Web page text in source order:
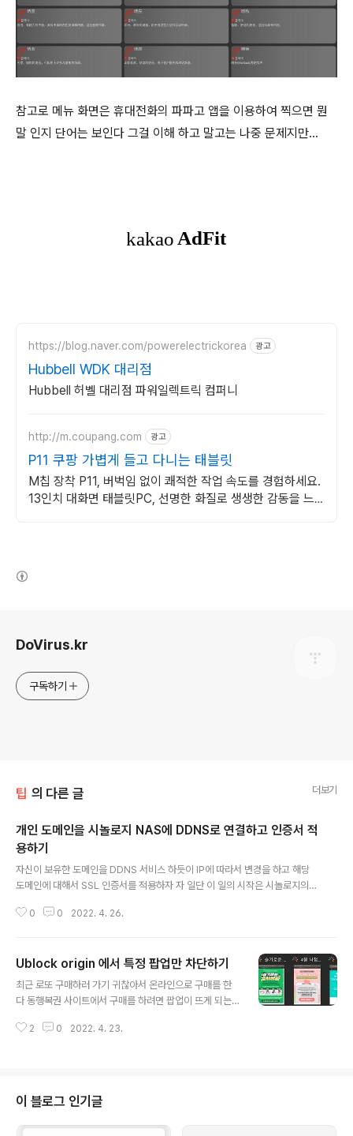
참고로 메뉴 화면은 휴대전화의 파파고 앱을 이용하여 찍으면 뭔
말 인지 단어는 보인다 그걸 이해 하고 말고는 나중 문제지만...
https://blog.naver.com/powerelectrickorea 광고
Hubbell WDK 대리점
Hubbell 허벨 대리점 파워일렉트릭 컴퍼니
http://m.coupang.com 광고
P11 쿠팡 가볍게 들고 다니는 태블릿
M칩 장착 P11, 버벅임 없이 쾌적한 작업 속도를 경험하세요.
13인치 대화면 태블릿PC, 선명한 화질로 생생한 감동을 느
DoVirus.kr
구독하기
팁 의 다른 글 더보기
개인 도메인을 시놀로지 NAS에 DDNS로 연결하고 인증서 적
용하기
자신이 보유한 도메인을 DDNS 서비스 하듯이 IP에 따라서 변경을 하고 해당
도메인에 대해서 SSL 인증서를 적용하자 자 일단 이 일의 시작은 시놀로지의 H
리기 때문에 절전모드는 그냥 포기하는게 좋을 것 같다 아무튼 그 빈도를 하나
로 ddns 연결은 가능하지만 인증서 발급이 안되는 도메인이기에... 자 시작하
자. 준비물 asus 공유기(멀린펌) 또는 시놀로지 NAS 또는 라즈베리파이 등등
리눅스 서버 가. 개인 도메인을 DDNS로 연결하기 참고 seol..
0 0 2022. 4. 26.
Ublock origin 에서 특정 팝업만 차단하기
최근 로또 구매하러 가기 귀찮아서 온라인으로 구매를 한
다 동행복권 사이트에서 구매를 하려면 팝업이 뜨게 되는
다 물론 매번 팝업할 창을 선택하는 수고를 감행해도 된다
이상의 스크롤링 및 팝업 체크 후 창 닫기 버튼을 눌러줘야
하는데 ublock origin 설정을 연다 상단에 내 필터 탭을
들어 간 후 가장 하단 부에 ! 2022-04-23 https://ww
2 0 2022. 4. 23.
이 블로그 인기글